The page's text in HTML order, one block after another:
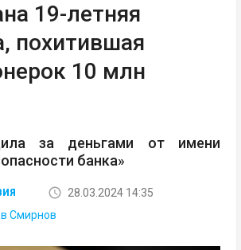
19-летняя
похитившая
10 млн
за деньгами от имени
банка»
28.03.2024 14:35
Смирнов